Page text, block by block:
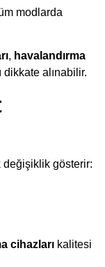
modlarda
, havalandırma
dikkate alınabilir.
değişiklik gösterir:
cihazları kalitesi